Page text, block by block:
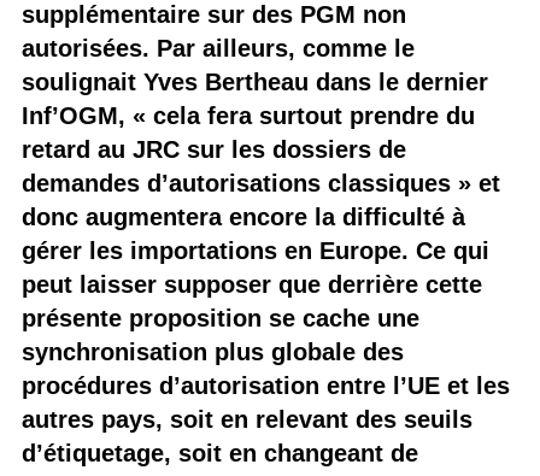
supplémentaire sur des PGM non
autorisées. Par ailleurs, comme le
soulignait Yves Bertheau dans le dernier
Inf’OGM, « cela fera surtout prendre du
retard au JRC sur les dossiers de
demandes d’autorisations classiques » et
donc augmentera encore la difficulté à
gérer les importations en Europe. Ce qui
peut laisser supposer que derrière cette
présente proposition se cache une
synchronisation plus globale des
procédures d’autorisation entre l’UE et les
autres pays, soit en relevant des seuils
d’étiquetage, soit en changeant de